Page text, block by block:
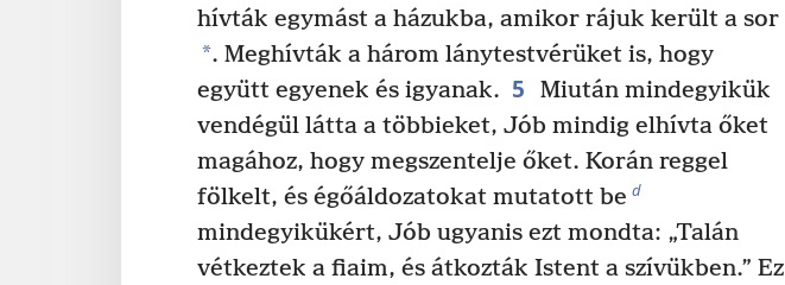
hívták egymást a házukba, amikor rájuk került a sor
*. Meghívták a három lánytestvérüket is, hogy
együtt egyenek és igyanak. 5
Miután mindegyikük
vendégül látta a többieket, Jób mindig elhívta őket
magához, hogy megszentelje őket. Korán reggel
fölkelt, és égőáldozatokat mutatott be d
mindegyikükért, Jób ugyanis ezt mondta: „Talán
vétkeztek a fiaim, és átkozták Istent a szívükben.” Ez